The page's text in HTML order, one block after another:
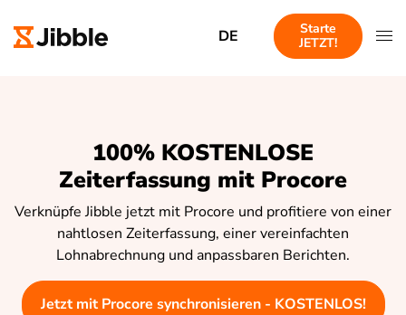
DE
Starte
JETZT!
100% KOSTENLOSE
Zeiterfassung mit Procore
Verknüpfe Jibble jetzt mit Procore und profitiere von einer
nahtlosen Zeiterfassung, einer vereinfachten
Lohnabrechnung und anpassbaren Berichten.
Jetzt mit Procore synchronisieren - KOSTENLOS!